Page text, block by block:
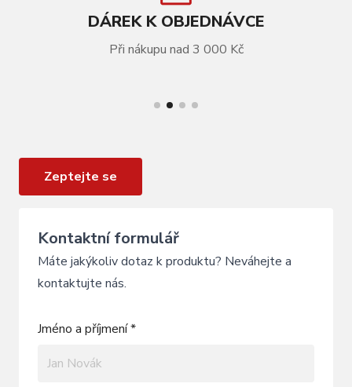
DÁREK K OBJEDNÁVCE
Při nákupu nad 3 000 Kč
Zeptejte se
Kontaktní formulář
Máte jakýkoliv dotaz k produktu? Neváhejte a
kontaktujte nás.
Jméno a příjmení *